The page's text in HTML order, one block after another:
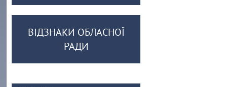
ВІДЗНАКИ ОБЛАСНОЇ
РАДИ